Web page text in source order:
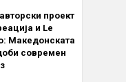
проект
и Le
Македонската
современ